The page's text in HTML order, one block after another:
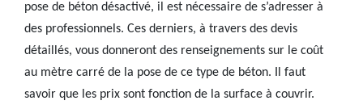
pose de béton désactivé, il est nécessaire de s’adresser à
des professionnels. Ces derniers, à travers des devis
détaillés, vous donneront des renseignements sur le coût
au mètre carré de la pose de ce type de béton. Il faut
savoir que les prix sont fonction de la surface à couvrir.